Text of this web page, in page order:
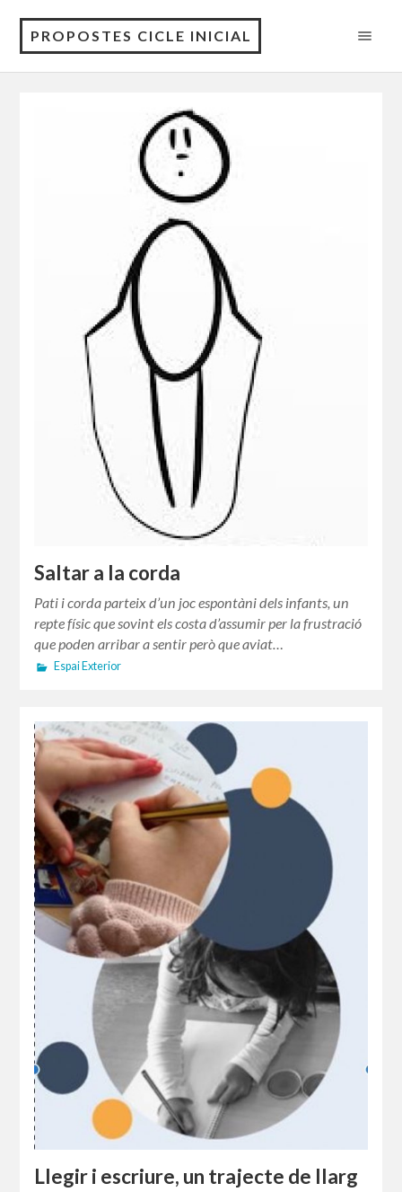
PROPOSTES CICLE INICIAL
Saltar a la corda
Pati i corda parteix d’un joc espontàni dels infants, un
repte físic que sovint els costa d’assumir per la frustració
que poden arribar a sentir però que aviat…
Espai Exterior
Llegir i escriure, un trajecte de llarg